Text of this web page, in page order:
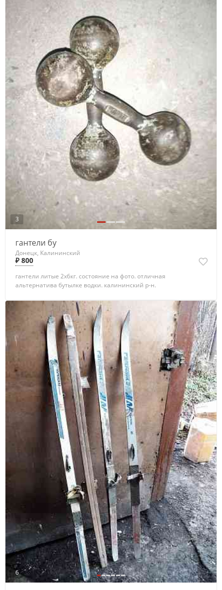
3
гантели бу
Донецк, Калининский
₽ 800
гантели литые 2х6кг. состояние на фото. отличная
альтернатива бутылке водки. калининский р-н.
6